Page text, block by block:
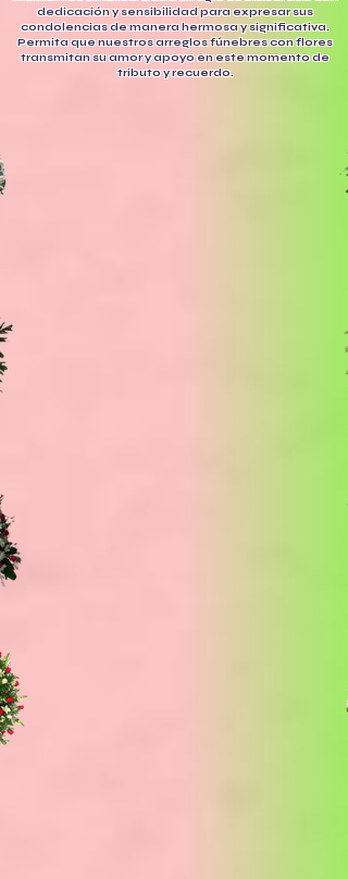
dedicación y sensibilidad para expresar sus
condolencias de manera hermosa y significativa.
Permita que nuestros arreglos fúnebres con flores
transmitan su amor y apoyo en este momento de
tributo y recuerdo.